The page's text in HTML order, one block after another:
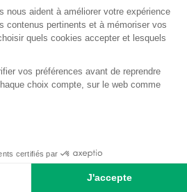
e-mail, j'accepte de recevoir la
et je reconnais avoir pris connaissance
nous aident à améliorer votre expérience
contenus pertinents et à mémoriser vos
quels cookies accepter et lesquels
vos préférences avant de reprendre
choix compte, sur le web comme
certifiés par
J'accepte